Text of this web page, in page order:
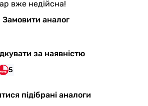
вже недійсна!
Замовити аналог
за наявністю
5
підібрані аналоги